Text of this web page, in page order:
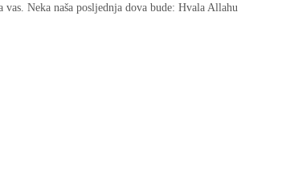
Neka naša posljednja dova bude: Hvala Allahu